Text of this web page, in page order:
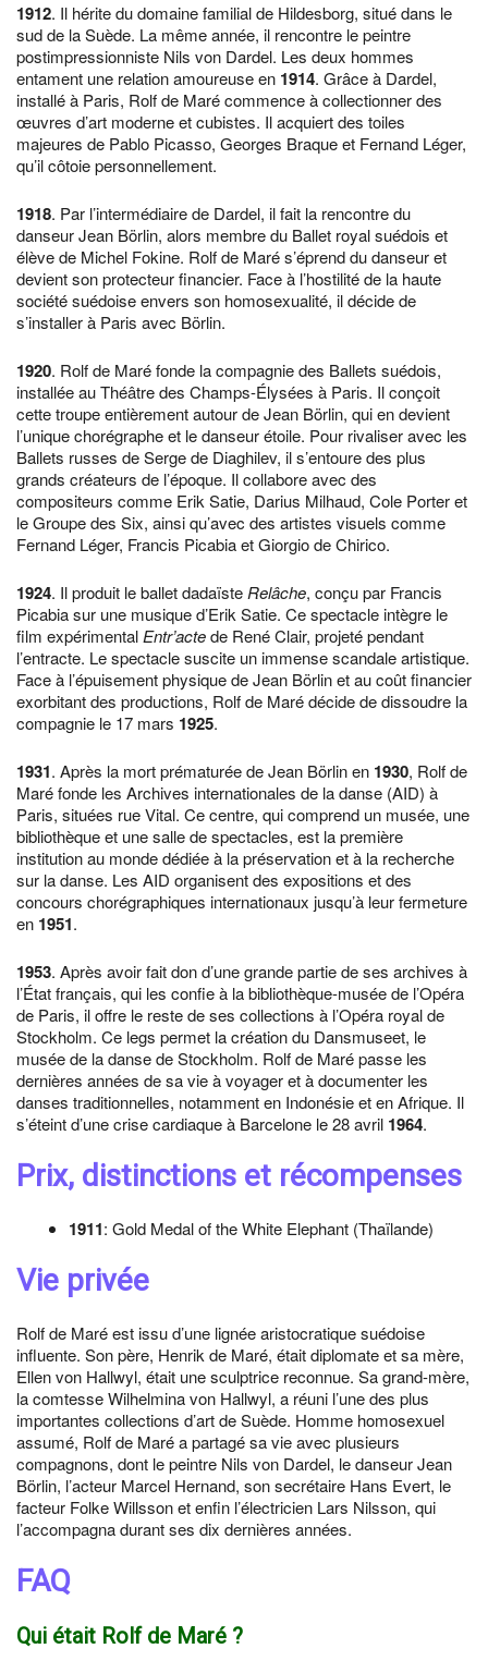
1912. Il hérite du domaine familial de Hildesborg, situé dans le
sud de la Suède. La même année, il rencontre le peintre
postimpressionniste Nils von Dardel. Les deux hommes
entament une relation amoureuse en 1914. Grâce à Dardel,
installé à Paris, Rolf de Maré commence à collectionner des
œuvres d’art moderne et cubistes. Il acquiert des toiles
majeures de Pablo Picasso, Georges Braque et Fernand Léger,
qu’il côtoie personnellement.
1918. Par l’intermédiaire de Dardel, il fait la rencontre du
danseur Jean Börlin, alors membre du Ballet royal suédois et
élève de Michel Fokine. Rolf de Maré s’éprend du danseur et
devient son protecteur financier. Face à l’hostilité de la haute
société suédoise envers son homosexualité, il décide de
s’installer à Paris avec Börlin.
1920. Rolf de Maré fonde la compagnie des Ballets suédois,
installée au Théâtre des Champs-Élysées à Paris. Il conçoit
cette troupe entièrement autour de Jean Börlin, qui en devient
l’unique chorégraphe et le danseur étoile. Pour rivaliser avec les
Ballets russes de Serge de Diaghilev, il s’entoure des plus
grands créateurs de l’époque. Il collabore avec des
compositeurs comme Erik Satie, Darius Milhaud, Cole Porter et
le Groupe des Six, ainsi qu’avec des artistes visuels comme
Fernand Léger, Francis Picabia et Giorgio de Chirico.
1924. Il produit le ballet dadaïste Relâche, conçu par Francis
Picabia sur une musique d’Erik Satie. Ce spectacle intègre le
film expérimental Entr’actede René Clair, projeté pendant
l’entracte. Le spectacle suscite un immense scandale artistique.
Face à l’épuisement physique de Jean Börlin et au coût financier
exorbitant des productions, Rolf de Maré décide de dissoudre la
compagnie le 17 mars 1925.
1931. Après la mort prématurée de Jean Börlin en 1930, Rolf de
Maré fonde les Archives internationales de la danse (AID) à
Paris, situées rue Vital. Ce centre, qui comprend un musée, une
bibliothèque et une salle de spectacles, est la première
institution au monde dédiée à la préservation et à la recherche
sur la danse. Les AID organisent des expositions et des
concours chorégraphiques internationaux jusqu’à leur fermeture
en 1951.
1953. Après avoir fait don d’une grande partie de ses archives à
l’État français, qui les confie à la bibliothèque-musée de l’Opéra
de Paris, il offre le reste de ses collections à l’Opéra royal de
Stockholm. Ce legs permet la création du Dansmuseet, le
musée de la danse de Stockholm. Rolf de Maré passe les
dernières années de sa vie à voyager et à documenter les
danses traditionnelles, notamment en Indonésie et en Afrique. Il
s’éteint d’une crise cardiaque à Barcelone le 28 avril 1964.
Prix, distinctions et récompenses
1911: Gold Medal of the White Elephant (Thaïlande)
Vie privée
Rolf de Maré est issu d’une lignée aristocratique suédoise
influente. Son père, Henrik de Maré, était diplomate et sa mère,
Ellen von Hallwyl, était une sculptrice reconnue. Sa grand-mère,
la comtesse Wilhelmina von Hallwyl, a réuni l’une des plus
importantes collections d’art de Suède. Homme homosexuel
assumé, Rolf de Maré a partagé sa vie avec plusieurs
compagnons, dont le peintre Nils von Dardel, le danseur Jean
Börlin, l’acteur Marcel Hernand, son secrétaire Hans Evert, le
facteur Folke Willsson et enfin l’électricien Lars Nilsson, qui
l’accompagna durant ses dix dernières années.
FAQ
Qui était Rolf de Maré ?